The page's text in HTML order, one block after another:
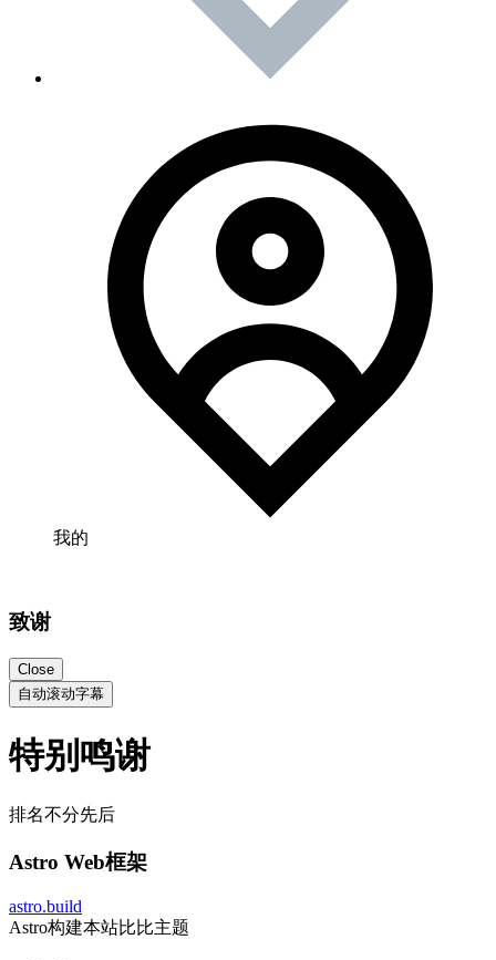
我的
致谢
Close
自动滚动字幕
特别鸣谢
排名不分先后
Astro Web框架
astro.build
Astro构建本站比比主题